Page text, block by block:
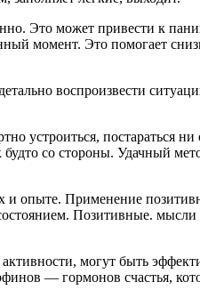
Это может привести к
момент. Это помогает
воспроизвести
устроиться, постараться
со стороны. Удачный
опыте. Применение
Позитивные. мысли
могут быть
— гормонов счастья,